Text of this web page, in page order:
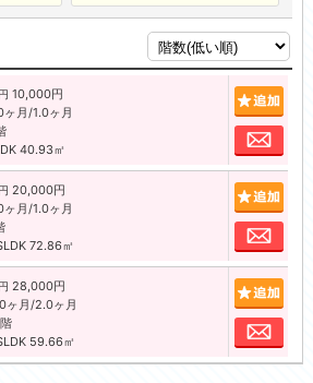
10,000円
月/1.0ヶ月
40.93㎡
お
20,000円
月/1.0ヶ月
72.86㎡
お
28,000円
ヶ月/2.0ヶ月
59.66㎡
お